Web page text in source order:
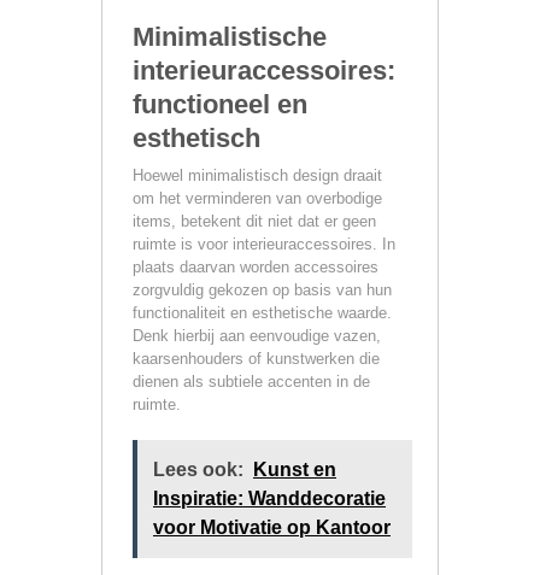
Minimalistische
interieuraccessoires:
functioneel en
esthetisch
Hoewel minimalistisch design draait
om het verminderen van overbodige
items, betekent dit niet dat er geen
ruimte is voor interieuraccessoires. In
plaats daarvan worden accessoires
zorgvuldig gekozen op basis van hun
functionaliteit en esthetische waarde.
Denk hierbij aan eenvoudige vazen,
kaarsenhouders of kunstwerken die
dienen als subtiele accenten in de
ruimte.
Lees ook:
Kunst en
Inspiratie: Wanddecoratie
voor Motivatie op Kantoor